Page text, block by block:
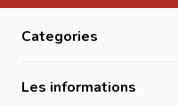
Categories
Les informations